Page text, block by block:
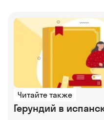
Читайте также
Герундий в